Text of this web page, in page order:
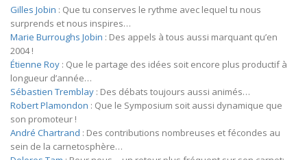
Gilles Jobin : Que tu conserves le rythme avec lequel tu nous
surprends et nous inspires…
Marie Burroughs Jobin : Des appels à tous aussi marquant qu’en
2004 !
Étienne Roy : Que le partage des idées soit encore plus productif à
longueur d’année…
Sébastien Tremblay : Des débats toujours aussi animés…
Robert Plamondon : Que le Symposium soit aussi dynamique que
son promoteur !
André Chartrand : Des contributions nombreuses et fécondes au
sein de la carnetosphère…